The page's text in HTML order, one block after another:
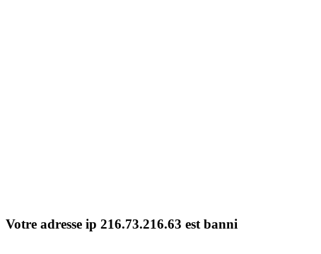
Votre adresse ip 216.73.216.63 est banni